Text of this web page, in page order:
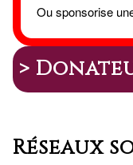
Ou sponsorise
>
Réseaux